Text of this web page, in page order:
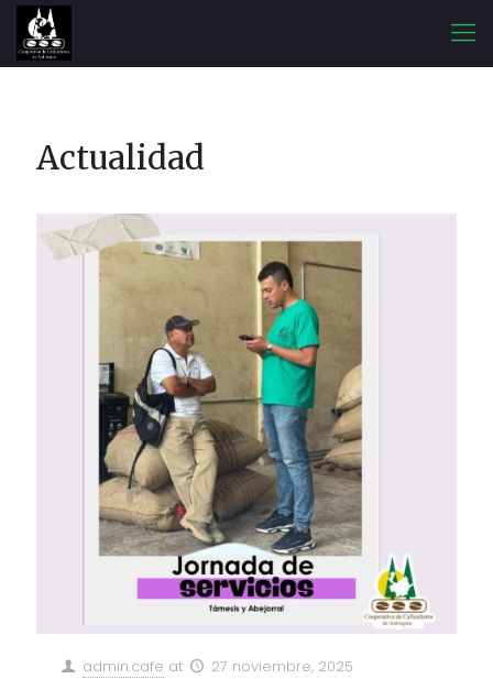
Actualidad
admin.cafe at 27 noviembre, 2025